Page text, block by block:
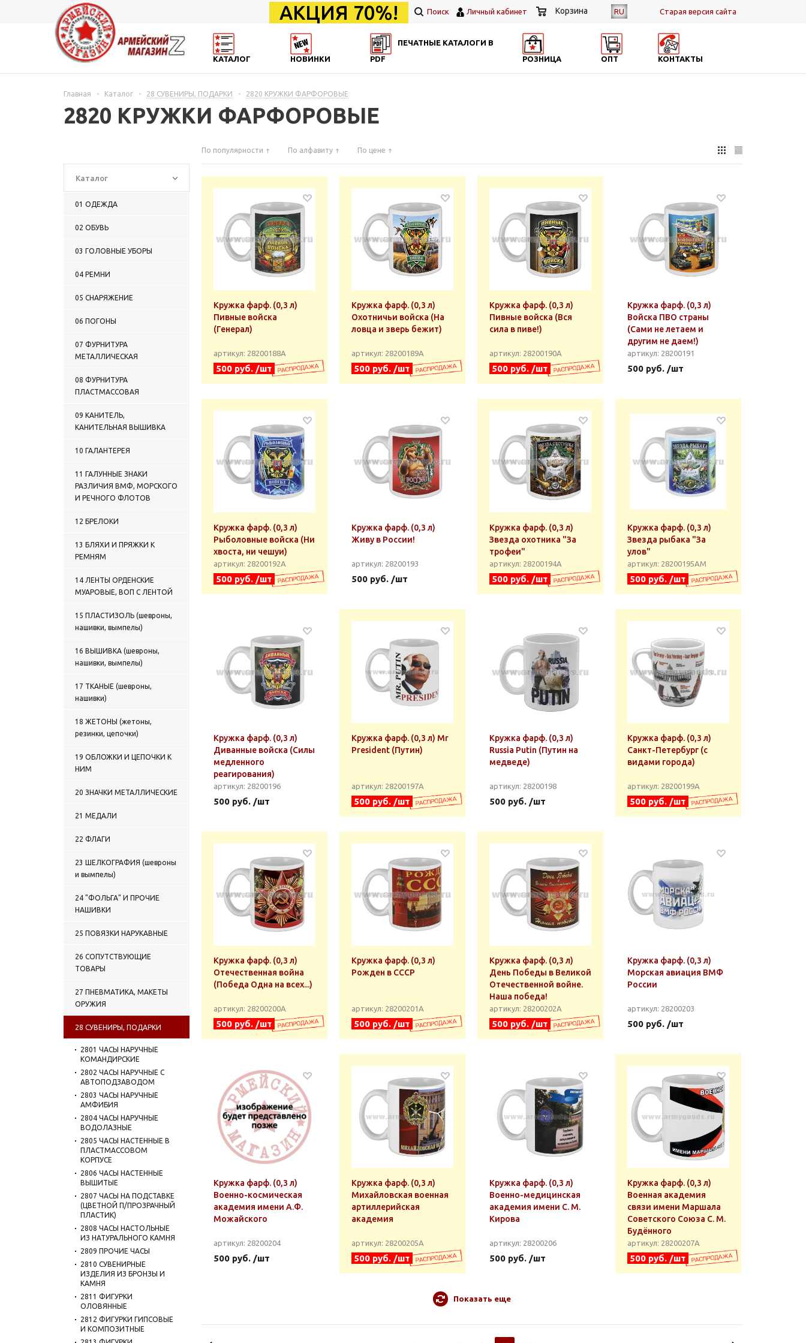
RU Cтарая версия сайта
АКЦИЯ 70%! Поиск Личный кабинет Корзина
КАТАЛОГ НОВИНКИ
ПЕЧАТНЫЕ КАТАЛОГИ В
PDF
РОЗНИЦА ОПТ КОНТАКТЫ
Главная - Каталог - 28 СУВЕНИРЫ, ПОДАРКИ - 2820 КРУЖКИ ФАРФОРОВЫЕ
2820 КРУЖКИ ФАРФОРОВЫЕ
Каталог
01 ОДЕЖДА
02 ОБУВЬ
03 ГОЛОВНЫЕ УБОРЫ
04 РЕМНИ
05 СНАРЯЖЕНИЕ
06 ПОГОНЫ
07 ФУРНИТУРА
МЕТАЛЛИЧЕСКАЯ
08 ФУРНИТУРА
ПЛАСТМАССОВАЯ
09 КАНИТЕЛЬ,
КАНИТЕЛЬНАЯ ВЫШИВКА
10 ГАЛАНТЕРЕЯ
11 ГАЛУННЫЕ ЗНАКИ
РАЗЛИЧИЯ ВМФ, МОРСКОГО
И РЕЧНОГО ФЛОТОВ
12 БРЕЛОКИ
13 БЛЯХИ И ПРЯЖКИ К
РЕМНЯМ
14 ЛЕНТЫ ОРДЕНСКИЕ
МУАРОВЫЕ, ВОП С ЛЕНТОЙ
15 ПЛАСТИЗОЛЬ (шевроны,
нашивки, вымпелы)
16 ВЫШИВКА (шевроны,
нашивки, вымпелы)
17 ТКАНЫЕ (шевроны,
нашивки)
18 ЖЕТОНЫ (жетоны,
резинки, цепочки)
19 ОБЛОЖКИ И ЦЕПОЧКИ К
НИМ
20 ЗНАЧКИ МЕТАЛЛИЧЕСКИЕ
21 МЕДАЛИ
22 ФЛАГИ
23 ШЕЛКОГРАФИЯ (шевроны
и вымпелы)
24 "ФОЛЬГА" И ПРОЧИЕ
НАШИВКИ
25 ПОВЯЗКИ НАРУКАВНЫЕ
26 СОПУТСТВУЮЩИЕ
ТОВАРЫ
27 ПНЕВМАТИКА, МАКЕТЫ
ОРУЖИЯ
28 СУВЕНИРЫ, ПОДАРКИ
2801 ЧАСЫ НАРУЧНЫЕ
КОМАНДИРСКИЕ
2802 ЧАСЫ НАРУЧНЫЕ С
АВТОПОДЗАВОДОМ
2803 ЧАСЫ НАРУЧНЫЕ
АМФИБИЯ
2804 ЧАСЫ НАРУЧНЫЕ
ВОДОЛАЗНЫЕ
2805 ЧАСЫ НАСТЕННЫЕ В
ПЛАСТМАССОВОМ
КОРПУСЕ
2806 ЧАСЫ НАСТЕННЫЕ
ВЫШИТЫЕ
2807 ЧАСЫ НА ПОДСТАВКЕ
(ЦВЕТНОЙ П/ПРОЗРАЧНЫЙ
ПЛАСТИК)
2808 ЧАСЫ НАСТОЛЬНЫЕ
ИЗ НАТУРАЛЬНОГО КАМНЯ
2809 ПРОЧИЕ ЧАСЫ
2810 СУВЕНИРНЫЕ
ИЗДЕЛИЯ ИЗ БРОНЗЫ И
КАМНЯ
2811 ФИГУРКИ
ОЛОВЯННЫЕ
2812 ФИГУРКИ ГИПСОВЫЕ
И КОМПОЗИТНЫЕ
По популярности По алфавиту По цене
Кружка фарф. (0,3 л)
Пивные войска
(Генерал)
артикул: 28200188А
500 руб. /шт
Кружка фарф. (0,3 л)
Охотничьи войска (На
ловца и зверь бежит)
артикул: 28200189А
500 руб. /шт
Кружка фарф. (0,3 л)
Пивные войска (Вся
сила в пиве!)
артикул: 28200190А
500 руб. /шт
Кружка фарф. (0,3 л)
Войска ПВО страны
(Сами не летаем и
другим не даем!)
артикул: 28200191
500 руб. /шт
Кружка фарф. (0,3 л)
Рыболовные войска (Ни
хвоста, ни чешуи)
артикул: 28200192А
500 руб. /шт
Кружка фарф. (0,3 л)
Живу в России!
артикул: 28200193
500 руб. /шт
Кружка фарф. (0,3 л)
Звезда охотника "За
трофеи"
артикул: 28200194А
500 руб. /шт
Кружка фарф. (0,3 л)
Звезда рыбака "За
улов"
артикул: 28200195АМ
500 руб. /шт
Кружка фарф. (0,3 л)
Диванные войска (Силы
медленного
реагирования)
артикул: 28200196
500 руб. /шт
Кружка фарф. (0,3 л) Mr
President (Путин)
артикул: 28200197А
500 руб. /шт
Кружка фарф. (0,3 л)
Russia Putin (Путин на
медведе)
артикул: 28200198
500 руб. /шт
Кружка фарф. (0,3 л)
Санкт-Петербург (с
видами города)
артикул: 28200199А
500 руб. /шт
Кружка фарф. (0,3 л)
Отечественная война
(Победа Одна на всех...)
артикул: 28200200А
500 руб. /шт
Кружка фарф. (0,3 л)
Рожден в СССР
артикул: 28200201А
500 руб. /шт
Кружка фарф. (0,3 л)
День Победы в Великой
Отечественной войне.
Наша победа!
артикул: 28200202А
500 руб. /шт
Кружка фарф. (0,3 л)
Морская авиация ВМФ
России
артикул: 28200203
500 руб. /шт
Кружка фарф. (0,3 л)
Военно-космическая
академия имени А.Ф.
Можайского
артикул: 28200204
500 руб. /шт
Кружка фарф. (0,3 л)
Михайловская военная
артиллерийская
академия
артикул: 28200205А
500 руб. /шт
Кружка фарф. (0,3 л)
Военно-медицинская
академия имени С. М.
Кирова
артикул: 28200206
500 руб. /шт
Кружка фарф. (0,3 л)
Военная академия
связи имени Маршала
Советского Союза С. М.
Будённого
артикул: 28200207А
500 руб. /шт
Показать еще